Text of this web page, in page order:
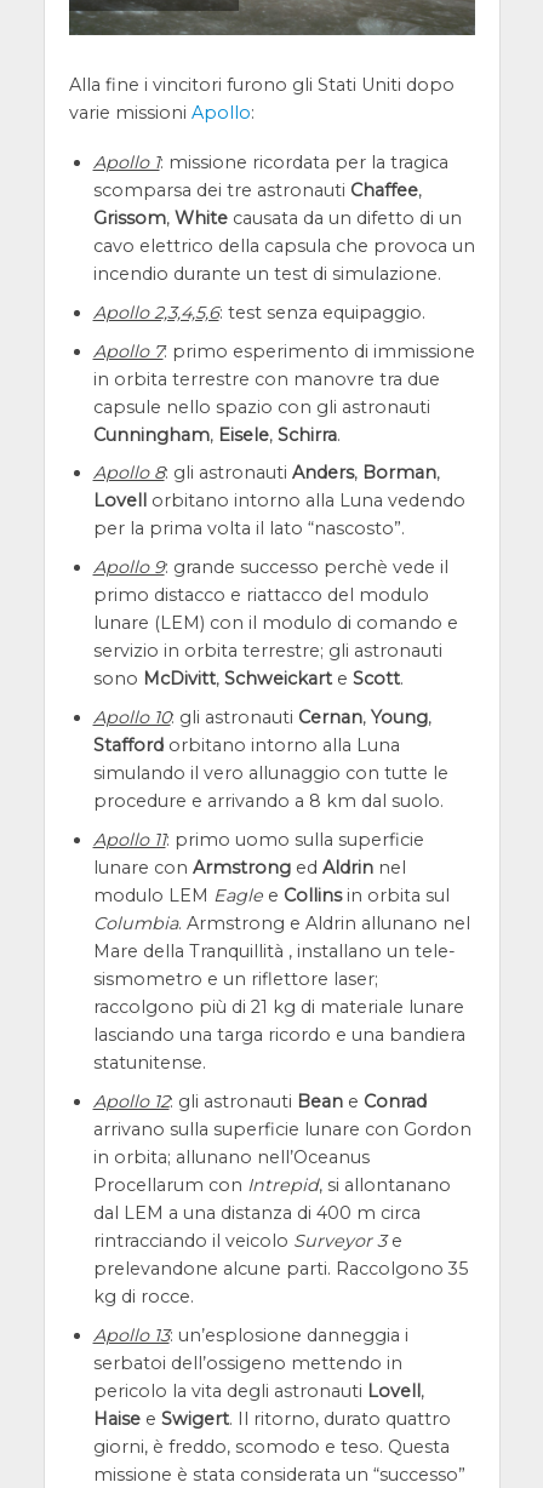
Alla fine i vincitori furono gli Stati Uniti dopo
varie missioni Apollo:
Apollo 1: missione ricordata per la tragica
scomparsa dei tre astronauti Chaffee,
Grissom, Whitecausata da un difetto di un
cavo elettrico della capsula che provoca un
incendio durante un test di simulazione.
Apollo 2,3,4,5,6: test senza equipaggio.
Apollo 7: primo esperimento di immissione
in orbita terrestre con manovre tra due
capsule nello spazio con gli astronauti
Cunningham, Eisele, Schirra.
Apollo 8: gli astronauti Anders, Borman,
Lovell
orbitano intorno alla Luna vedendo
per la prima volta il lato “nascosto”.
Apollo 9: grande successo perchè vede il
primo distacco e riattacco del modulo
lunare (LEM) con il modulo di comando e
servizio in orbita terrestre; gli astronauti
sono McDivitt, Schweickarte Scott.
Apollo 10: gli astronauti Cernan, Young,
Staffordorbitano intorno alla Luna
simulando il vero allunaggio con tutte le
procedure e arrivando a 8 km dal suolo.
Apollo 11: primo uomo sulla superficie
lunare con Armstronged Aldrinnel
modulo LEM Eaglee Collinsin orbita sul
Columbia. Armstrong e Aldrin allunano nel
Mare della Tranquillità , installano un tele-
sismometro e un riflettore laser;
raccolgono più di 21 kg di materiale lunare
lasciando una targa ricordo e una bandiera
statunitense.
Apollo 12: gli astronauti Beane Conrad
arrivano sulla superficie lunare con Gordon
in orbita; allunano nell’Oceanus
Procellarum con Intrepid, si allontanano
dal LEM a una distanza di 400 m circa
rintracciando il veicolo Surveyor 3e
prelevandone alcune parti. Raccolgono 35
kg di rocce.
Apollo 13: un’esplosione danneggia i
serbatoi dell’ossigeno mettendo in
pericolo la vita degli astronauti Lovell,
Haisee Swigert. Il ritorno, durato quattro
giorni, è freddo, scomodo e teso. Questa
missione è stata considerata un “successo”